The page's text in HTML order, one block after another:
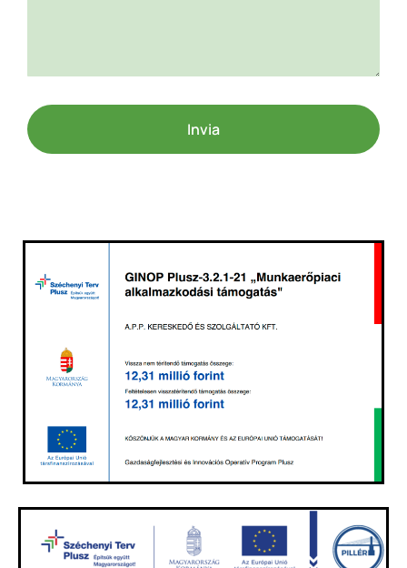
Invia